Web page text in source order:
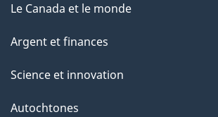
Le Canada et le monde
Argent et finances
Science et innovation
Autochtones